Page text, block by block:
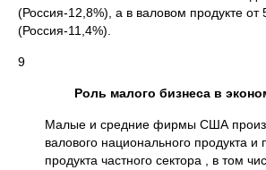
(Россия-12,8%), а в валовом продукте от
(Россия-11,4%).
9
Роль малого бизнеса в
Малые и средние фирмы США
валового национального продукта и
продукта частного сектора , в том